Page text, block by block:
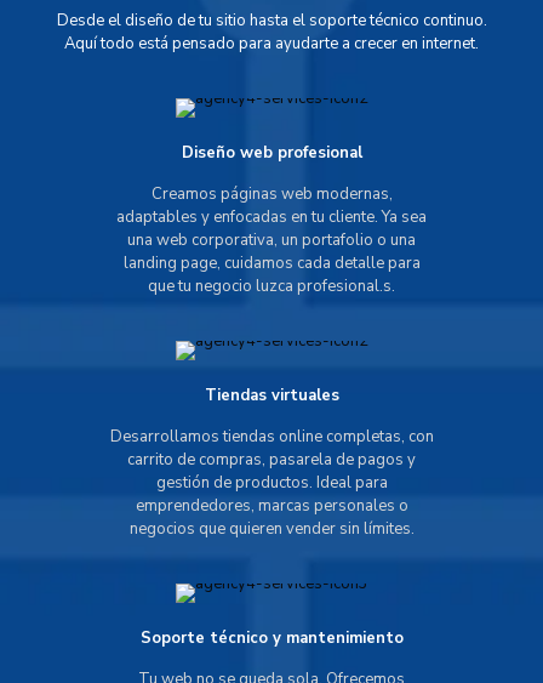
Desde el diseño de tu sitio hasta el soporte técnico continuo.
Aquí todo está pensado para ayudarte a crecer en internet.
Diseño web profesional
Creamos páginas web modernas,
adaptables y enfocadas en tu cliente. Ya sea
una web corporativa, un portafolio o una
landing page, cuidamos cada detalle para
que tu negocio luzca profesional.s.
Tiendas virtuales
Desarrollamos tiendas online completas, con
carrito de compras, pasarela de pagos y
gestión de productos. Ideal para
emprendedores, marcas personales o
negocios que quieren vender sin límites.
Soporte técnico y mantenimiento